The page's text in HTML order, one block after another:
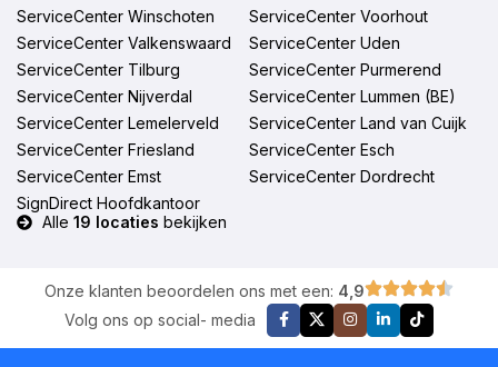
ServiceCenter Winschoten
ServiceCenter Voorhout
ServiceCenter Valkenswaard
ServiceCenter Uden
ServiceCenter Tilburg
ServiceCenter Purmerend
ServiceCenter Nijverdal
ServiceCenter Lummen (BE)
ServiceCenter Lemelerveld
ServiceCenter Land van Cuijk
ServiceCenter Friesland
ServiceCenter Esch
ServiceCenter Emst
ServiceCenter Dordrecht
SignDirect Hoofdkantoor
Alle 19 locaties bekijken
Onze klanten beoordelen ons met een: 4,9
Volg ons op social- media